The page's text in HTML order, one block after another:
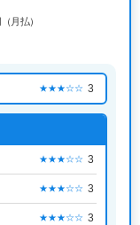
月払）
★★★☆☆ 3
★★★☆☆ 3
★★★☆☆ 3
★★★☆☆ 3